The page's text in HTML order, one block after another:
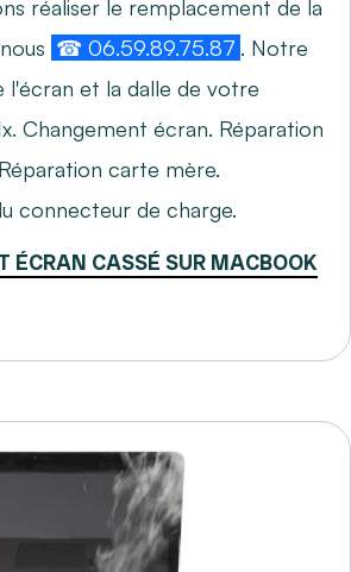
réaliser le remplacement de la
☎ 06.59.89.75.87 . Notre
l'écran et la dalle de votre
Changement écran. Réparation
carte mère.
connecteur de charge.
ÉCRAN CASSÉ SUR MACBOOK